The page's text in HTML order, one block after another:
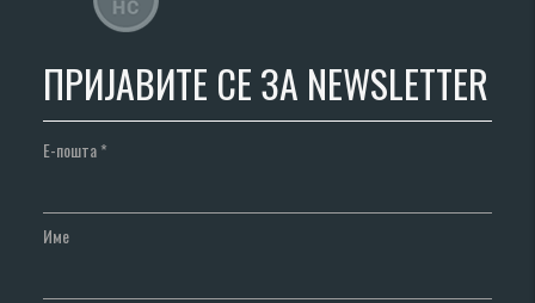
ПРИЈАВИТЕ СЕ ЗА NEWSLETTER
Е-пошта*
Име